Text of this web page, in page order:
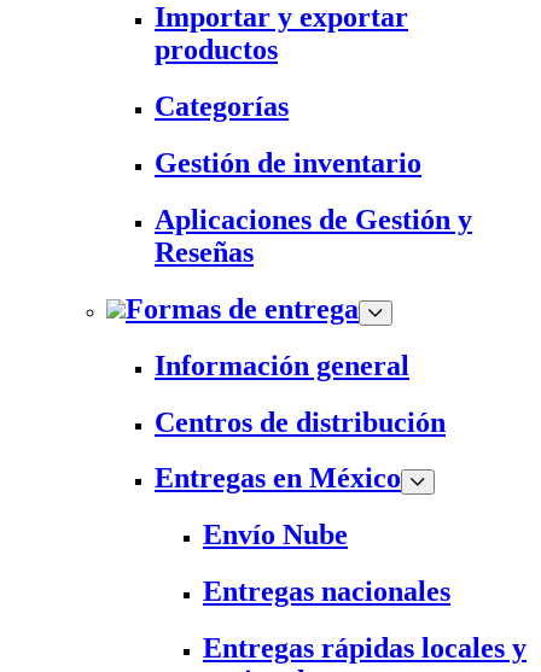
Importar y exportar
productos
Categorías
Gestión de inventario
Aplicaciones de Gestión y
Reseñas
Formas de entrega
Información general
Centros de distribución
Entregas en México
Envío Nube
Entregas nacionales
Entregas rápidas locales y